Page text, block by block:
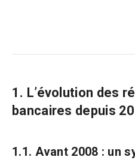
1. L’évolution des
bancaires depuis
1.1. Avant 2008 : un